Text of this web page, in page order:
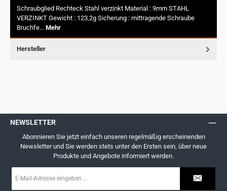
Schraubglied Rechteck Stahl verzinkt Material : 9mm STAHL
VERZINKT Gewicht : 123,2g Sicherung : mittragende Schraube
Bruchfe… Mehr
Hersteller
NEWSLETTER
Abonnieren Sie jetzt einfach unseren regelmäßig erscheinenden
Newsletter und Sie werden stets unter den Ersten sein, über neue
Produkte und Angebote informiert werden.
Mail-